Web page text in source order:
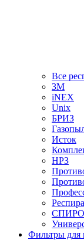
Все
3М
iNEX
Unix
БРИЗ
Исток
НРЗ
СПИРО
Фильтры для